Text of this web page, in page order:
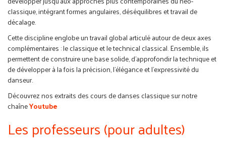
classique, intégrant formes angulaires, déséquilibres et travail de
décalage.
Cette discipline englobe un travail global articulé autour de deux axes
complémentaires : le classique et le technical classical. Ensemble, ils
permettent de construire une base solide, d’approfondir la technique et
de développer à la fois la précision, l’élégance et l’expressivité du
danseur.
Découvrez nos extraits des cours de danses classique sur notre
chaîneYoutube
Les professeurs (pour adultes)